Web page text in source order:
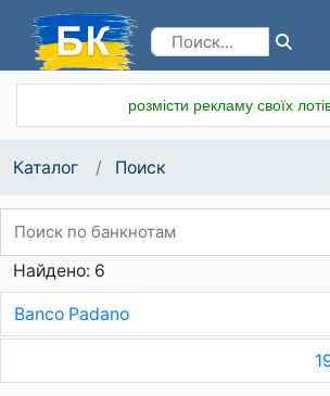
розмісти рекламу своїх
Каталог Поиск
Найдено: 6
Banco Padano